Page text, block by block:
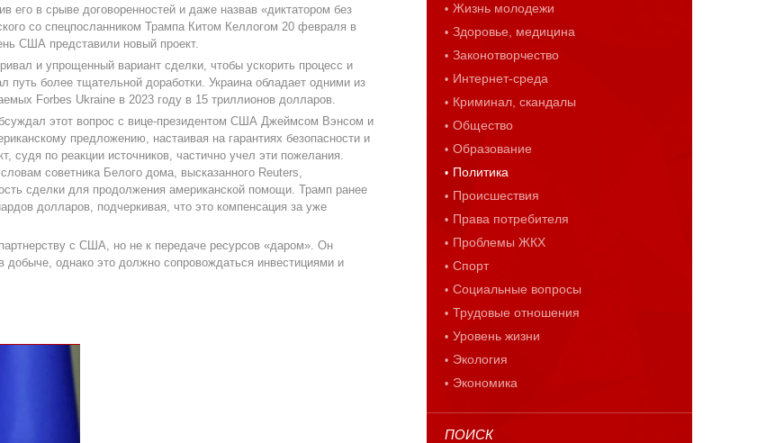
его в срыве договоренностей и даже назвав «диктатором без
со спецпосланником Трампа Китом Келлогом 20 февраля в
США представили новый проект.
и упрощенный вариант сделки, чтобы ускорить процесс и
более тщательной доработки. Украина обладает одними из
Forbes Ukraine в 2023 году в 15 триллионов долларов.
этот вопрос с вице-президентом США Джеймсом Вэнсом и
предложению, настаивая на гарантиях безопасности и
судя по реакции источников, частично учел эти пожелания.
советника Белого дома, высказанного Reuters,
сделки для продолжения американской помощи. Трамп ранее
долларов, подчеркивая, что это компенсация за уже
с США, но не к передаче ресурсов «даром». Он
однако это должно сопровождаться инвестициями и
Жизнь молодежи
Здоровье, медицина
Законотворчество
Интернет-среда
Криминал, скандалы
Общество
Образование
Политика
Происшествия
Права потребителя
Проблемы ЖКХ
Спорт
Социальные вопросы
Трудовые отношения
Уровень жизни
Экология
Экономика
ПОИСК